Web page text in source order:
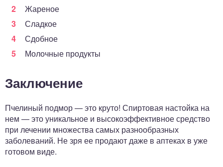
Жареное
Сладкое
Сдобное
Молочные продукты
Заключение
Пчелиный подмор — это круто! Спиртовая настойка на
нем — это уникальное и высокоэффективное средство
при лечении множества самых разнообразных
заболеваний. Не зря ее продают даже в аптеках в уже
готовом виде.